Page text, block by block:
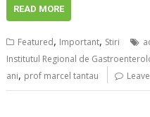
READ MORE
Featured, Important, Stiri
Institutul Regional de
ani, prof marcel tantau